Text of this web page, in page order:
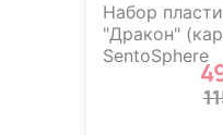
Набор
"Дракон"
SentoSphere